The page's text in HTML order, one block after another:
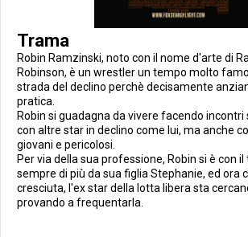
Trama
Robin Ramzinski, noto con il nome d'arte di
Robinson, è un wrestler un tempo molto
strada del declino perchè decisamente
pratica.
Robin si guadagna da vivere facendo incontri
con altre star in declino come lui, ma anche
giovani e pericolosi.
Per via della sua professione, Robin si è con
sempre di più da sua figlia Stephanie, ed ora
cresciuta, l'ex star della lotta libera sta
provando a frequentarla.